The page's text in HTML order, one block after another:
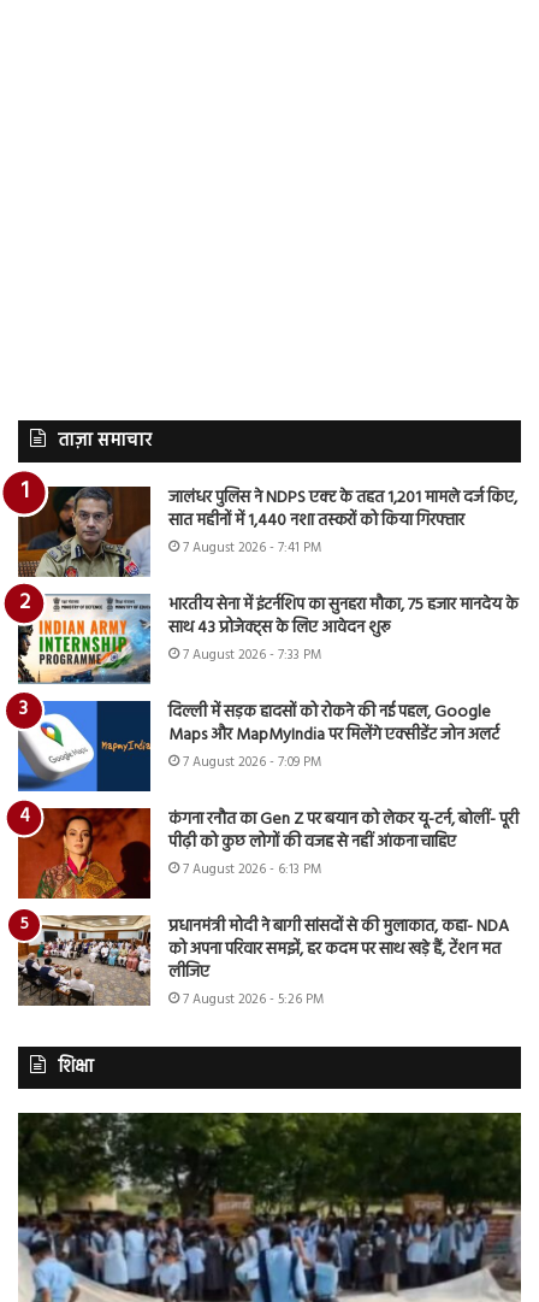
ताज़ा समाचार
जालंधर पुलिस ने NDPS एक्ट के तहत 1,201 मामले दर्ज किए,
सात महीनों में 1,440 नशा तस्करों को किया गिरफ्तार
7 August 2026 - 7:41 PM
भारतीय सेना में इंटर्नशिप का सुनहरा मौका, 75 हजार मानदेय के
साथ 43 प्रोजेक्ट्स के लिए आवेदन शुरू
7 August 2026 - 7:33 PM
दिल्ली में सड़क हादसों को रोकने की नई पहल, Google
Maps और MapMyIndia पर मिलेंगे एक्सीडेंट जोन अलर्ट
7 August 2026 - 7:09 PM
कंगना रनौत का Gen Z पर बयान को लेकर यू-टर्न, बोलीं- पूरी
पीढ़ी को कुछ लोगों की वजह से नहीं आंकना चाहिए
7 August 2026 - 6:13 PM
प्रधानमंत्री मोदी ने बागी सांसदों से की मुलाकात, कहा- NDA
को अपना परिवार समझें, हर कदम पर साथ खड़े हैं, टेंशन मत
लीजिए
7 August 2026 - 5:26 PM
शिक्षा